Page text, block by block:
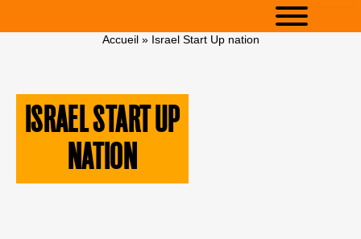
Accueil» Israel Start Up nation
ISRAEL START UP
NATION